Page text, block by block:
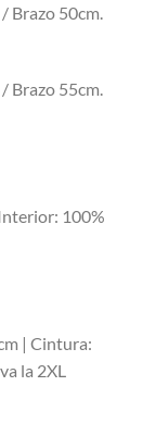
Brazo 50cm.
Brazo 55cm.
100%
| Cintura:
la 2XL